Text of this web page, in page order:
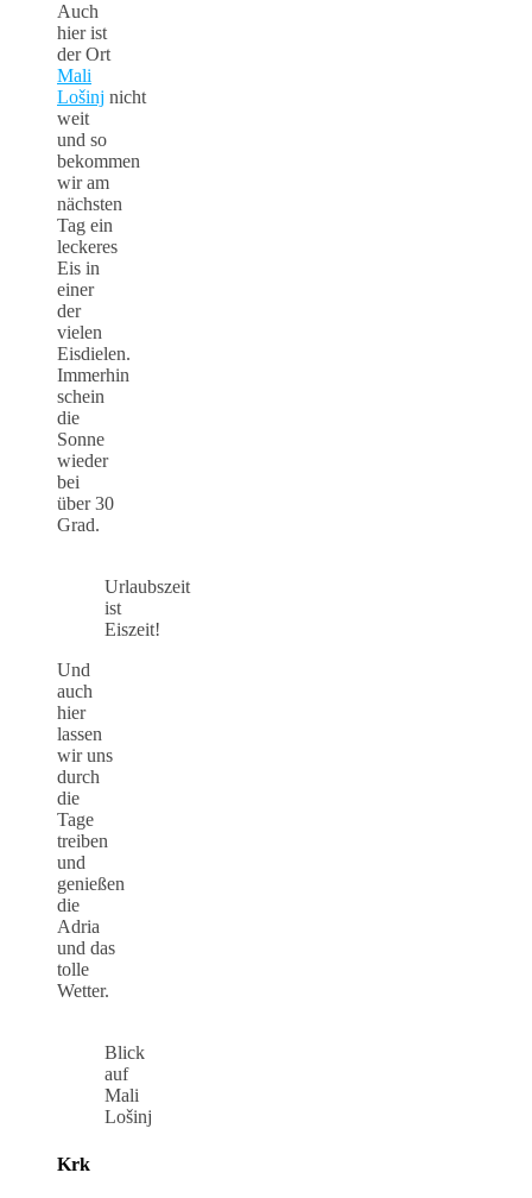
Auch
hier ist
der Ort
Mali
Lošinj nicht
weit
und so
bekommen
wir am
nächsten
Tag ein
leckeres
Eis in
einer
der
vielen
Eisdielen.
Immerhin
schein
die
Sonne
wieder
bei
über 30
Grad.
Urlaubszeit
ist
Eiszeit!
Und
auch
hier
lassen
wir uns
durch
die
Tage
treiben
und
genießen
die
Adria
und das
tolle
Wetter.
Blick
auf
Mali
Lošinj
Krk